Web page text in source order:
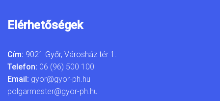
Elérhetőségek
Cím: 9021 Győr, Városház tér 1.
Telefon: 06 (96) 500 100
Email: gyor@gyor-ph.hu
polgarmester@gyor-ph.hu